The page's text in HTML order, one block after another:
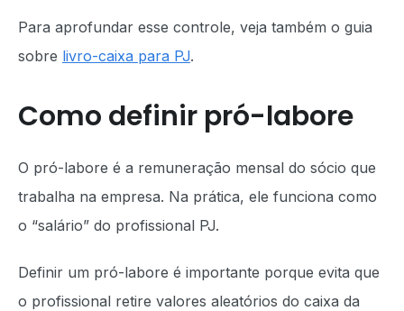
Para aprofundar esse controle, veja também o guia
sobre livro-caixa para PJ.
Como definir pró-labore
O pró-labore é a remuneração mensal do sócio que
trabalha na empresa. Na prática, ele funciona como
o “salário” do profissional PJ.
Definir um pró-labore é importante porque evita que
o profissional retire valores aleatórios do caixa da